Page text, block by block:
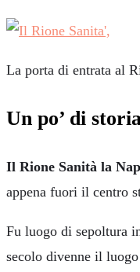
La porta di entrata al
Un po’ di storia
Il Rione Sanità la
appena fuori il centro
Fu luogo di sepoltura
secolo divenne il